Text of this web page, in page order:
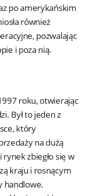
po amerykańskim
również
pozwalając
i poza nią.
roku, otwierając
Był to jeden z
który
na dużą
zbiegło się w
kraju i rosnącym
handlowe.